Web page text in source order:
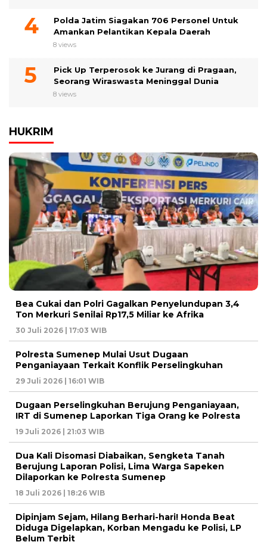
Polda Jatim Siagakan 706 Personel Untuk
Amankan Pelantikan Kepala Daerah
8 views
Pick Up Terperosok ke Jurang di Pragaan,
Seorang Wiraswasta Meninggal Dunia
8 views
HUKRIM
Bea Cukai dan Polri Gagalkan Penyelundupan 3,4
Ton Merkuri Senilai Rp17,5 Miliar ke Afrika
30 Juli 2026 | 17:03 WIB
Polresta Sumenep Mulai Usut Dugaan
Penganiayaan Terkait Konflik Perselingkuhan
29 Juli 2026 | 16:01 WIB
Dugaan Perselingkuhan Berujung Penganiayaan,
IRT di Sumenep Laporkan Tiga Orang ke Polresta
19 Juli 2026 | 21:03 WIB
Dua Kali Disomasi Diabaikan, Sengketa Tanah
Berujung Laporan Polisi, Lima Warga Sapeken
Dilaporkan ke Polresta Sumenep
18 Juli 2026 | 18:26 WIB
Dipinjam Sejam, Hilang Berhari-hari! Honda Beat
Diduga Digelapkan, Korban Mengadu ke Polisi, LP
Belum Terbit